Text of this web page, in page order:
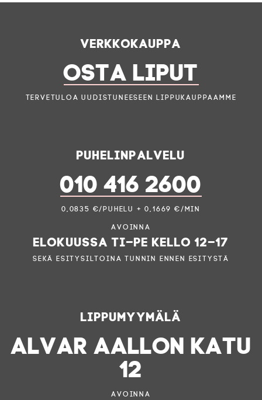
Verkkokauppa
OSTA LIPUT
Tervetuloa uudistuneeseen lippukauppaamme
Puhelinpalvelu
010 416 2600
0,0835 €/puhelu + 0,1669 €/min
Avoinna
elokuussa ti–pe kello 12–17
sekä esitysiltoina tunnin ennen esitystä
Lippumyymälä
ALVAR AALLON KATU
12
Avoinna